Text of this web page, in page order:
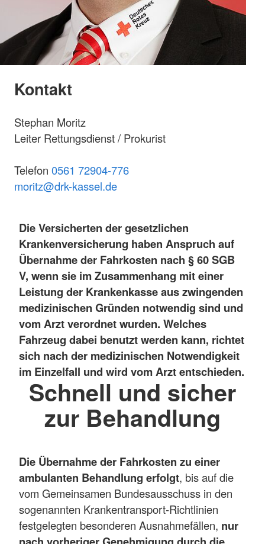
Kontakt
Stephan Moritz
Leiter Rettungsdienst / Prokurist
Telefon 0561 72904-776
moritz@drk-kassel.de
Die Versicherten der gesetzlichen
Krankenversicherung haben Anspruch auf
Übernahme der Fahrkosten nach § 60 SGB
V, wenn sie im Zusammenhang mit einer
Leistung der Krankenkasse aus zwingenden
medizinischen Gründen notwendig sind und
vom Arzt verordnet wurden. Welches
Fahrzeug dabei benutzt werden kann, richtet
sich nach der medizinischen Notwendigkeit
im Einzelfall und wird vom Arzt entschieden.
Schnell und sicher
zur Behandlung
Die Übernahme der Fahrkosten zu einer
ambulanten Behandlung erfolgt, bis auf die
vom Gemeinsamen Bundesausschuss in den
sogenannten Krankentransport-Richtlinien
festgelegten besonderen Ausnahmefällen, nur